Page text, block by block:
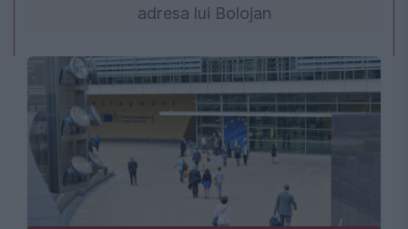
adresa lui Bolojan